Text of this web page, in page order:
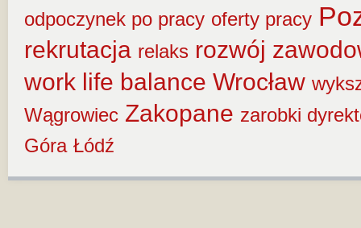
odpoczynek po pracy oferty pracy
rekrutacja relaks rozwój
work life balance Wrocław
Wągrowiec Zakopane zarobki
Góra Łódź